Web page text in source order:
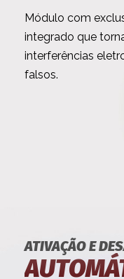
Módulo com
integrado que
interferências
falsos.
ATIVAÇÃO E